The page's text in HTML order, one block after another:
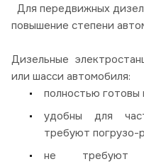
Для передвижных
повышение степени
Дизельные
или шасси автомобиля:
полностью
удобны для
требуют погрузо-
не требуют